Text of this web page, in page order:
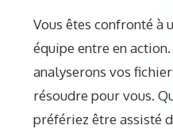
Vous êtes confronté à
équipe entre en
analyserons vos
résoudre pour vous.
préfériez être assisté